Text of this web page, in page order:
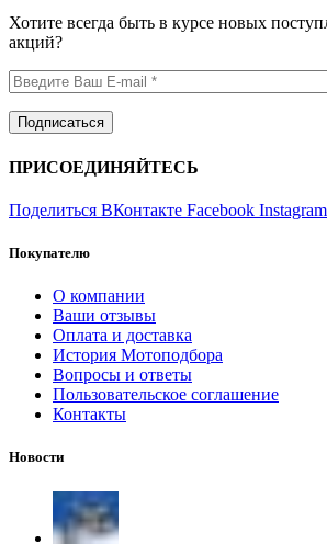
Хотите всегда быть в курсе новых
акций?
ПРИСОЕДИНЯЙТЕСЬ
Поделиться ВКонтакте Facebook Instagram
Покупателю
О компании
Ваши отзывы
Оплата и доставка
История Мотоподбора
Вопросы и ответы
Пользовательское соглашение
Контакты
Новости